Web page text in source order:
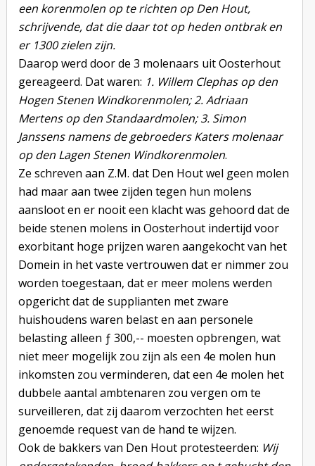
een korenmolen op te richten op Den Hout,
schrijvende, dat die daar tot op heden ontbrak en
er 1300 zielen zijn.
Daarop werd door de 3 molenaars uit Oosterhout
gereageerd. Dat waren: 1. Willem Clephas op den
Hogen Stenen Windkorenmolen; 2. Adriaan
Mertens op den Standaardmolen; 3. Simon
Janssens namens de gebroeders Katers molenaar
op den Lagen Stenen Windkorenmolen.
Ze schreven aan Z.M. dat Den Hout wel geen molen
had maar aan twee zijden tegen hun molens
aansloot en er nooit een klacht was gehoord dat de
beide stenen molens in Oosterhout indertijd voor
exorbitant hoge prijzen waren aangekocht van het
Domein in het vaste vertrouwen dat er nimmer zou
worden toegestaan, dat er meer molens werden
opgericht dat de supplianten met zware
huishoudens waren belast en aan personele
belasting alleen ƒ 300,-- moesten opbrengen, wat
niet meer mogelijk zou zijn als een 4e molen hun
inkomsten zou verminderen, dat een 4e molen het
dubbele aantal ambtenaren zou vergen om te
surveilleren, dat zij daarom verzochten het eerst
genoemde request van de hand te wijzen.
Ook de bakkers van Den Hout protesteerden: Wij